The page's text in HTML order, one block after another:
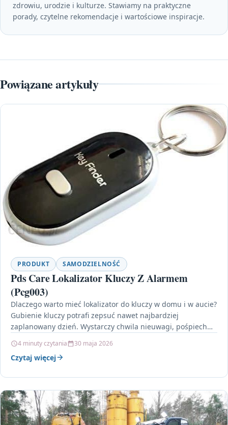
zdrowiu, urodzie i kulturze. Stawiamy na praktyczne
porady, czytelne rekomendacje i wartościowe inspiracje.
Powiązane artykuły
PRODUKT SAMODZIELNOŚĆ
Pds Care Lokalizator Kluczy Z Alarmem
(Pcg003)
Dlaczego warto mieć lokalizator do kluczy w domu i w aucie?
Gubienie kluczy potrafi zepsuć nawet najbardziej
zaplanowany dzień. Wystarczy chwila nieuwagi, pośpiech
4 minuty czytania 30 maja 2026
Czytaj więcej